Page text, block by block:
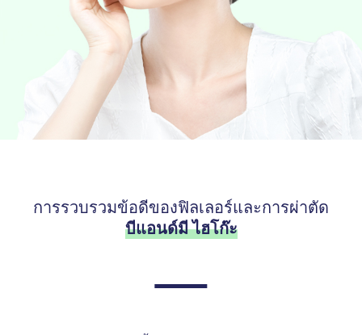
การรวบรวมข้อดีของฟิลเลอร์และการผ่าตัด
บีแอนด์มี ไฮโก๊ะ